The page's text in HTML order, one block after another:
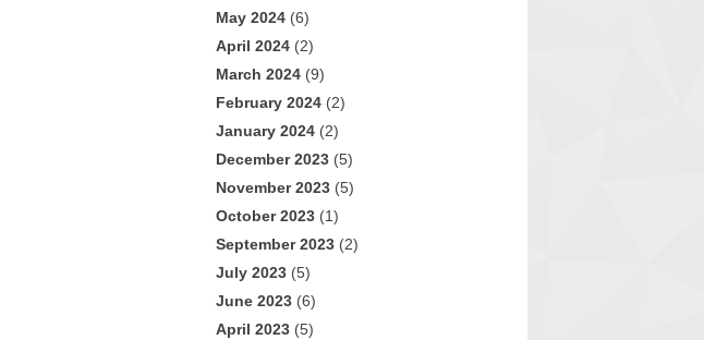
May 2024 (6)
April 2024 (2)
March 2024 (9)
February 2024 (2)
January 2024 (2)
December 2023 (5)
November 2023 (5)
October 2023 (1)
September 2023 (2)
July 2023 (5)
June 2023 (6)
April 2023 (5)